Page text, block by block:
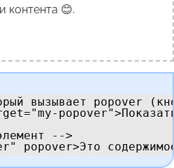
контента 😊.
вызывает popover
-->
popover>Это